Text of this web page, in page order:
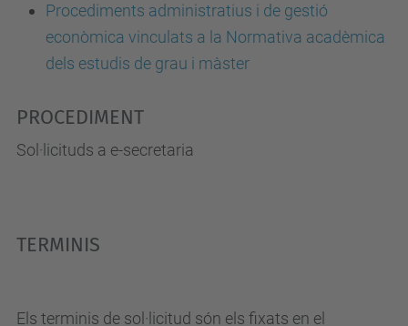
Procediments administratius i de gestió
econòmica vinculats a la Normativa acadèmica
dels estudis de grau i màster
PROCEDIMENT
Sol·licituds a e-secretaria
TERMINIS
Els terminis de sol·licitud són els fixats en el